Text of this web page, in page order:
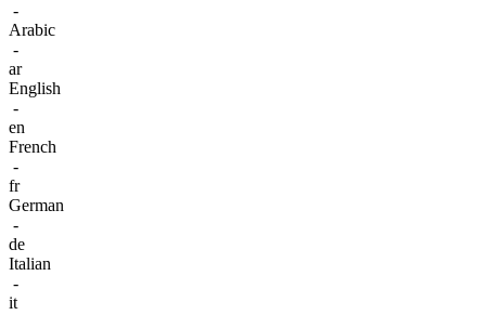
-
Arabic
-
ar
English
-
en
French
-
fr
German
-
de
Italian
-
it